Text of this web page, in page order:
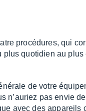
procé­dures, qui
plus quoti­dien au
de votre
n’au­riez pas envie
avec des appa­reils